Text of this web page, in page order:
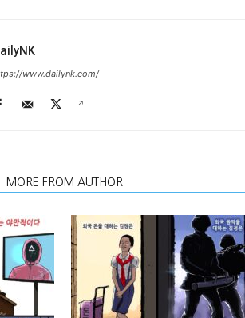
www.dailynk.com/
MORE FROM AUTHOR